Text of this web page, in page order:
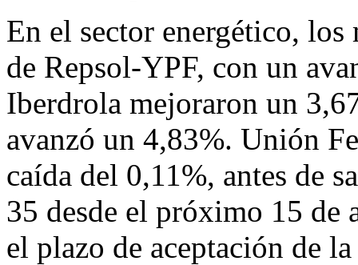
En el sector energético,
de Repsol-YPF, con un
Iberdrola mejoraron un
avanzó un 4,83%. Unión
caída del 0,11%, antes de
35 desde el próximo 15 de
el plazo de aceptación de